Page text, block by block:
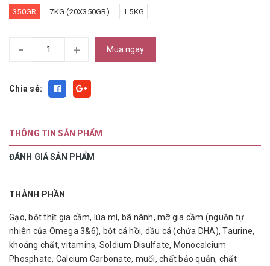
350GR 7KG (20X350GR) 1.5KG
- + Mua ngay
Chia sẻ:
THÔNG TIN SẢN PHẨM
ĐÁNH GIÁ SẢN PHẨM
THÀNH PHẦN
Gạo, bột thịt gia cầm, lúa mì, bã nành, mỡ gia cầm (nguồn tự
nhiên của Omega 3&6), bột cá hồi, dầu cá (chứa DHA), Taurine,
khoáng chất, vitamins, Soldium Disulfate, Monocalcium
Phosphate, Calcium Carbonate, muối, chất bảo quản, chất